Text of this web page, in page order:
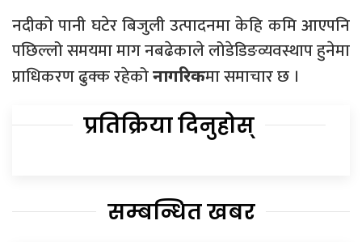
नदीको पानी घटेर बिजुली उत्पादनमा केहि कमि आएपनि
पछिल्लो समयमा माग नबढेकाले लोडेडिङव्यवस्थाप हुनेमा
प्राधिकरण ढुक्क रहेकोनागरिकमा समाचार छ ।
प्रतिक्रिया दिनुहोस्
सम्बन्धित खबर